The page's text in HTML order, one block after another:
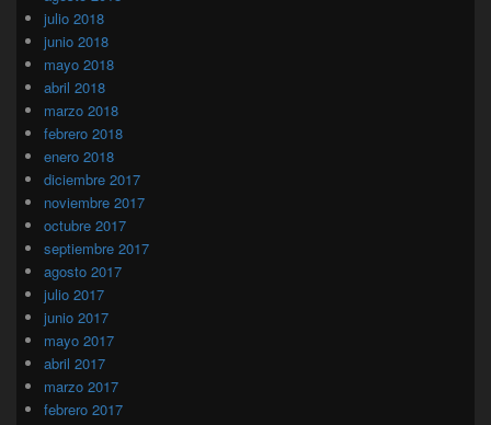
julio 2018
junio 2018
mayo 2018
abril 2018
marzo 2018
febrero 2018
enero 2018
diciembre 2017
noviembre 2017
octubre 2017
septiembre 2017
agosto 2017
julio 2017
junio 2017
mayo 2017
abril 2017
marzo 2017
febrero 2017